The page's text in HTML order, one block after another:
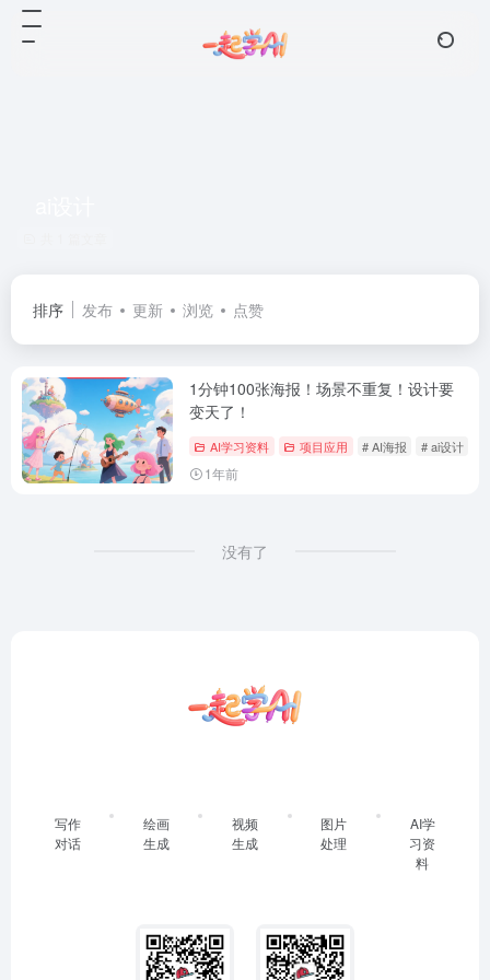
排序 发布 更新 浏览 点赞
1分钟100张海报！场景不重复！设计要
变天了！
AI学习资料 项目应用 # AI海报 # ai设计
1年前
没有了
写作
对话
绘画
生成
视频
生成
图片
处理
AI学
习资
料